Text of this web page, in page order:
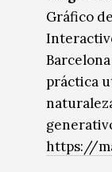
Gráfico
práctica
https://